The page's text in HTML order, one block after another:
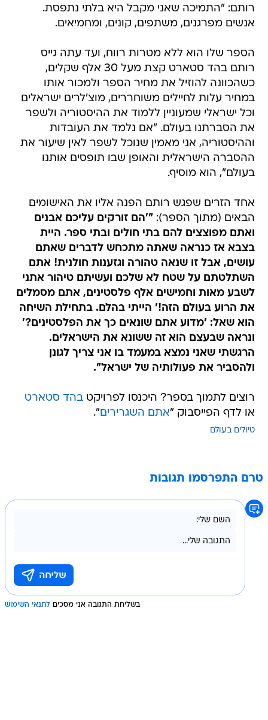
רותם: "התמיכה שאני מקבל היא בלתי נתפסת.
אנשים מפרגנים, משתפים, קונים, ומחמיאים.
הספר שלו הוא ללא מטרות רווח, ועד עתה גייס
רותם בהד סטארט קצת מעל 30 אלף שקלים,
כשהכוונה להוזיל את מחיר הספר ולמכור אותו
במחיר עלות לחיילים משוחררים, מוצ'לרים ישראלים
וכל ישראלי שמעוניין ללמוד את ההיסטוריה ולשפר
את הסברתנו בעולם. "אם נלמד את העובדות
וההיסטוריה, אני מאמין שנוכל לשפר לאין שיעור את
ההסברה הישראלית והאופן שבו תופסים אותנו
בעולם", הוא מוסיף.
אחד הזרים שפגש רותם הפנה אליו את האישומים
הבאים (מתוך הספר): "'הם זורקים עליכם אבנים
ואתם מפוצצים להם בתי חולים ובתי ספר. היית
בצבא אז כנראה שאתה מתכחש לדברים שאתם
עושים, אבל זו שנאה טהורה וגזענות חולנית! אתם
השתלטתם על שטח לא שלכם ועשיתם טיהור אתני
לשבע מאות וחמישים אלף פלסטינים, אתם מסמלים
את הרוע בעולם הזה!' הייתי בהלם. בתחילת השיחה
הוא שאל: 'מדוע אתם שונאים כך את הפלסטינים?'
ונראה שבעצם הוא זה ששונא את הישראלים.
הרגשתי שאני נמצא במעמד בו אני צריך לגונן
ולהסביר את פעולותיה של ישראל".
רוצים לתמוך בספר? היכנסו לפרויקטבהד סטארט
או לדף הפייסבוק "אתם השגרירים".
טיולים בעולם
טרם התפרסמו תגובות
בשליחת התגובה אני מסכים לתנאי השימוש